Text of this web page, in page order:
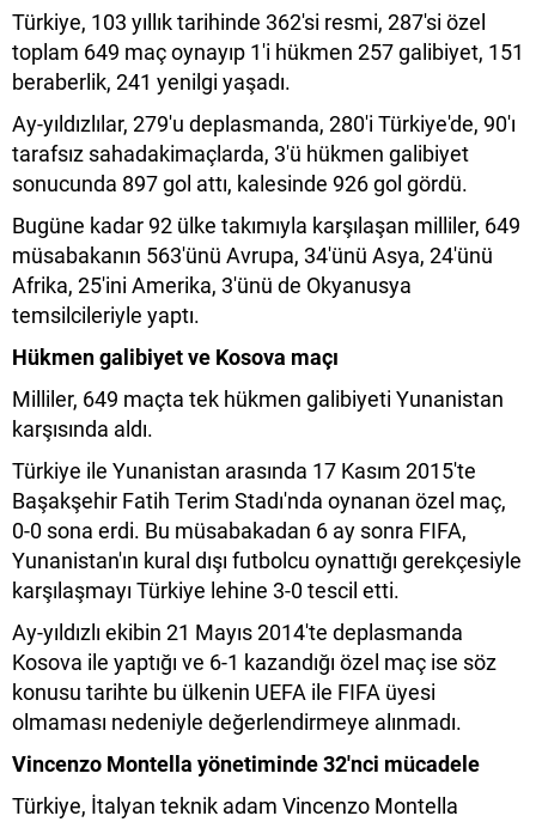
Türkiye, 103 yıllık tarihinde 362'si resmi, 287'si özel
toplam 649 maç oynayıp 1'i hükmen 257 galibiyet, 151
beraberlik, 241 yenilgi yaşadı.
Ay-yıldızlılar, 279'u deplasmanda, 280'i Türkiye'de, 90'ı
tarafsız sahadakimaçlarda, 3'ü hükmen galibiyet
sonucunda 897 gol attı, kalesinde 926 gol gördü.
Bugüne kadar 92 ülke takımıyla karşılaşan milliler, 649
müsabakanın 563'ünü Avrupa, 34'ünü Asya, 24'ünü
Afrika, 25'ini Amerika, 3'ünü de Okyanusya
temsilcileriyle yaptı.
Hükmen galibiyet ve Kosova maçı
Milliler, 649 maçta tek hükmen galibiyeti Yunanistan
karşısında aldı.
Türkiye ile Yunanistan arasında 17 Kasım 2015'te
Başakşehir Fatih Terim Stadı'nda oynanan özel maç,
0-0 sona erdi. Bu müsabakadan 6 ay sonra FIFA,
Yunanistan'ın kural dışı futbolcu oynattığı gerekçesiyle
karşılaşmayı Türkiye lehine 3-0 tescil etti.
Ay-yıldızlı ekibin 21 Mayıs 2014'te deplasmanda
Kosova ile yaptığı ve 6-1 kazandığı özel maç ise söz
konusu tarihte bu ülkenin UEFA ile FIFA üyesi
olmaması nedeniyle değerlendirmeye alınmadı.
Vincenzo Montella yönetiminde 32'nci mücadele
Türkiye, İtalyan teknik adam Vincenzo Montella